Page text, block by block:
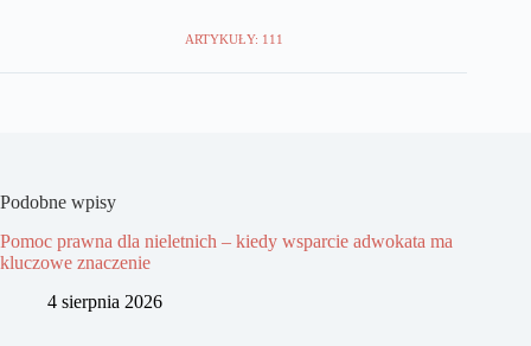
ARTYKUŁY: 111
Podobne wpisy
Pomoc prawna dla nieletnich – kiedy wsparcie adwokata ma
kluczowe znaczenie
4 sierpnia 2026